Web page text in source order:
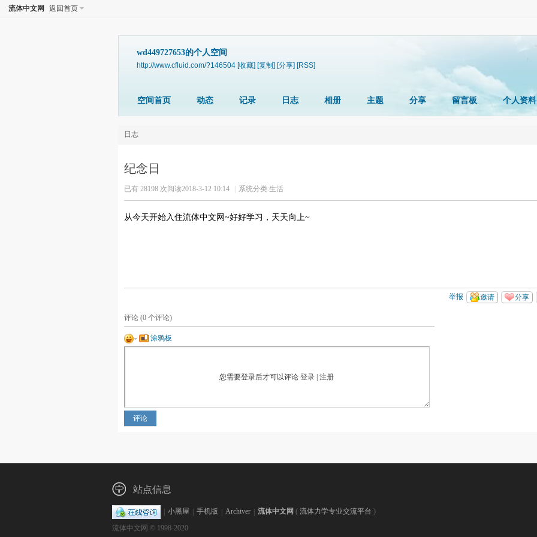
流体中文网 返回首页
wd449727653的个人空间
http://www.cfluid.com/?146504 [收藏] [复制] [分享] [RSS]
空间首页 动态 记录 日志 相册 主题 分享 留言板 个人资料
日志
纪念日
已有 28198 次阅读2018-3-12 10:14 系统分类:生活
从今天开始入住流体中文网~好好学习，天天向上~
分享
邀请
举报
评论 (0 个评论)
涂鸦板
您需要登录后才可以评论登录 |注册
评论
站点信息
| 小黑屋 | 手机版 | Archiver | 流体中文网 ( 流体力学专业交流平台 )
流体中文网 © 1998-2020